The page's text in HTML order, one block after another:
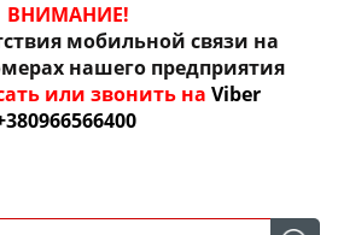
ВНИМАНИЕ!
мобильной связи на
нашего предприятия
или звонить на Viber